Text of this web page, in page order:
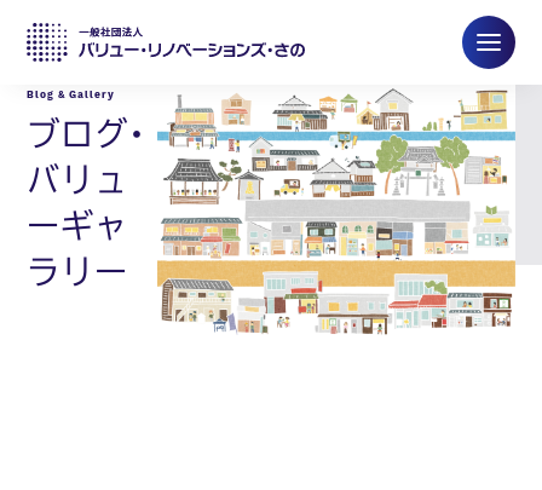
ブログ・
バリュ
ーギャ
ラリー